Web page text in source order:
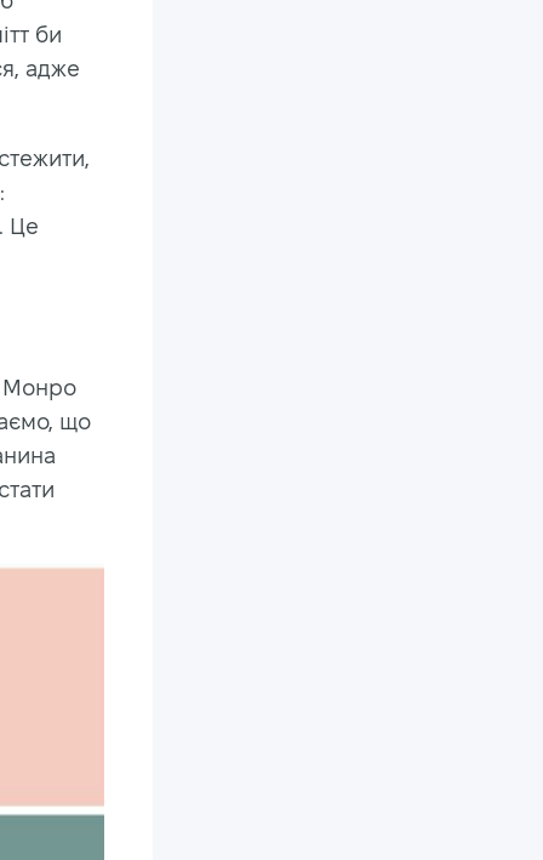
би
адже
Це
Монро
що